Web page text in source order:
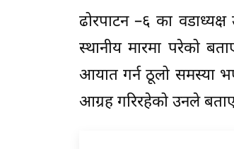
ढोरपाटन –६ का
स्थानीय मारमा परेको
आयात गर्न ठूलो समस्या
आग्रह गरिरहेको उनले